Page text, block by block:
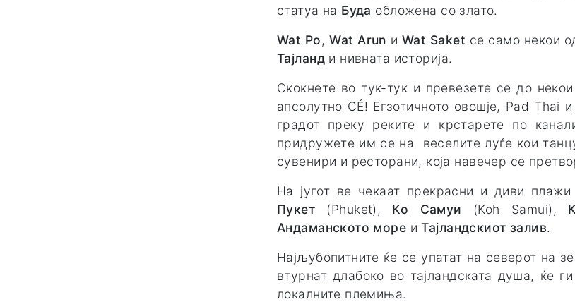
статуа на Буда обложена со злато.
Wat Po,Wat Arun и Wat Saket се само некои
Тајланд и нивната историја.
Скокнете во тук-тук и превезете се до
апсолутно СÉ! Егзотичното овошје, Pad Thai
градот преку реките и крстарете по
придружете им се на веселите луѓе кои
сувенири и ресторани, која навечер се
На југот ве чекаат прекрасни и диви
Пукет (Phuket), Ко Самуи (Koh Samui),
Андаманското море иТајландскиот залив.
Најљубопитните ќе се упатат на северот на
втурнат длабоко во тајландската душа, ќе
локалните племиња.